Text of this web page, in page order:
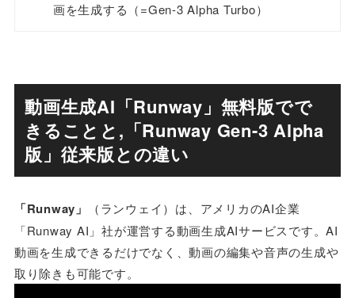
画を生成する（=Gen-3 Alpha Turbo）
動画生成AI「Runway」無料版でで
きることと,「Runway Gen-3 Alpha
版」従来版との違い
「Runway」
（ランウェイ）は、アメリカのAI企業
「Runway AI」社が運営する動画生成AIサービスです。AI
動画を生成できるだけでなく、動画の編集や音声の生成や
取り除きも可能です。